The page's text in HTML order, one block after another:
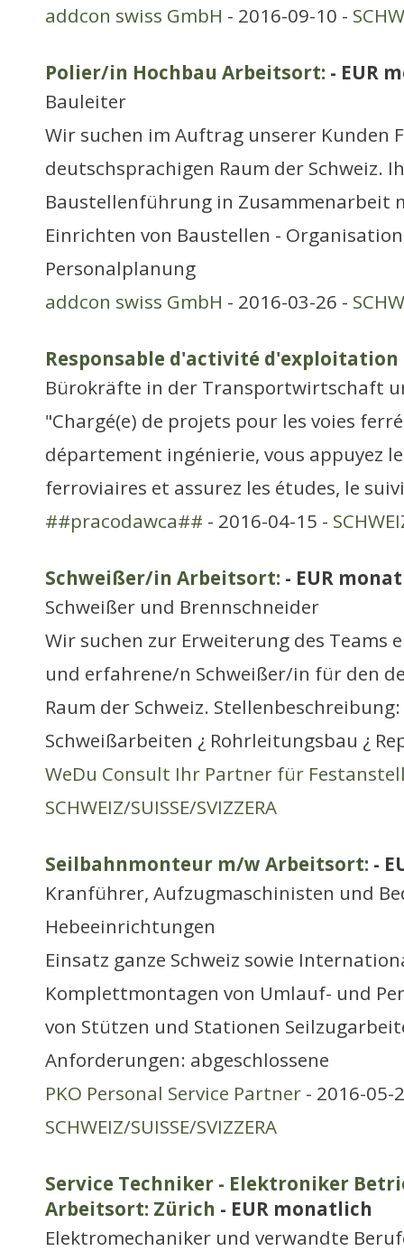
addcon swiss GmbH - 2016-09-10 -
Polier/in Hochbau Arbeitsort: - EUR
Bauleiter
Wir suchen im Auftrag unserer Kunden
deutschsprachigen Raum der Schweiz.
Baustellenführung in Zusammenarbeit
Einrichten von Baustellen -
Personalplanung
addcon swiss GmbH - 2016-03-26 -
Responsable d'activité
Bürokräfte in der Transportwirtschaft
"Chargé(e) de projets pour les voies
département ingénierie, vous appuyez
ferroviaires et assurez les études, le
##pracodawca## - 2016-04-15 -
Schweißer/in Arbeitsort: - EUR
Schweißer und Brennschneider
Wir suchen zur Erweiterung des Teams
und erfahrene/n Schweißer/in für den
Raum der Schweiz. Stellenbeschreibung:
Schweißarbeiten ¿ Rohrleitungsbau ¿
WeDu Consult Ihr Partner für
SCHWEIZ/SUISSE/SVIZZERA
Seilbahnmonteur m/w Arbeitsort: -
Kranführer, Aufzugmaschinisten und
Hebeeinrichtungen
Einsatz ganze Schweiz sowie
Komplettmontagen von Umlauf- und
von Stützen und Stationen
Anforderungen: abgeschlossene
PKO Personal Service Partner - 2016-05-
SCHWEIZ/SUISSE/SVIZZERA
Service Techniker - Elektroniker
Arbeitsort: Zürich - EUR monatlich
Elektromechaniker und verwandte